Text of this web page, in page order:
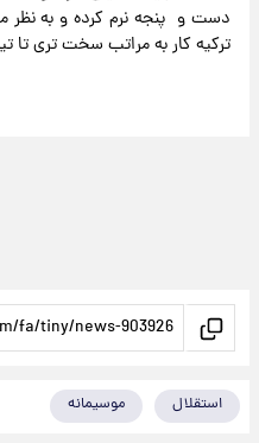
دست و پنجه نرم کرده و به نظر
ترکیه کار به مراتب سخت تری تا
استقلال موسیمانه